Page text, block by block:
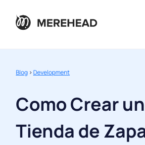
Blog >Development
Como Crear
Tienda de